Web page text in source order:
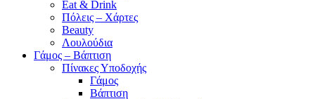
Eat & Drink
Πόλεις – Χάρτες
Beauty
Λουλούδια
Γάμος – Βάπτιση
Πίνακες Υποδοχής
Γάμος
Βάπτιση